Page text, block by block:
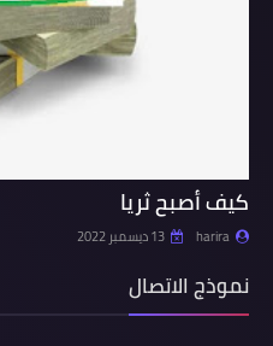
كيف أصبح ثريا
harira 13 ديسمبر 2022
نموذج الاتصال